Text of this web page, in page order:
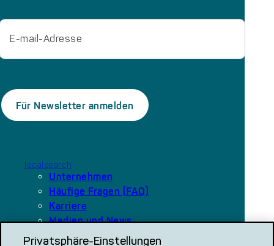
Email
localsearch
Unternehmen
Häufige Fragen (FAQ)
Karriere
Medien und News
Privatsphäre-Einstellungen